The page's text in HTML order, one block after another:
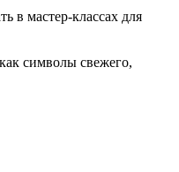
в мастер-классах для
символы свежего,